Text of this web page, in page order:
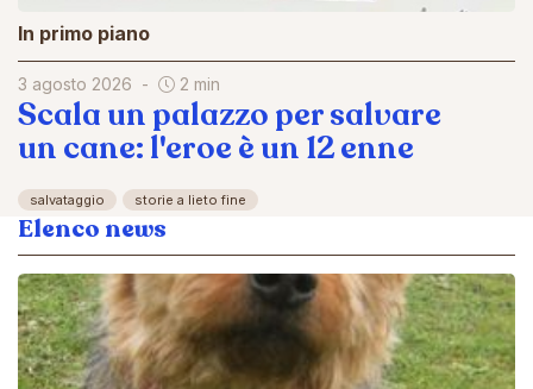
In primo piano
3 agosto 2026 2 min
Scala un palazzo per salvare
un cane: l'eroe è un 12 enne
salvataggio storie a lieto fine
Elenco news